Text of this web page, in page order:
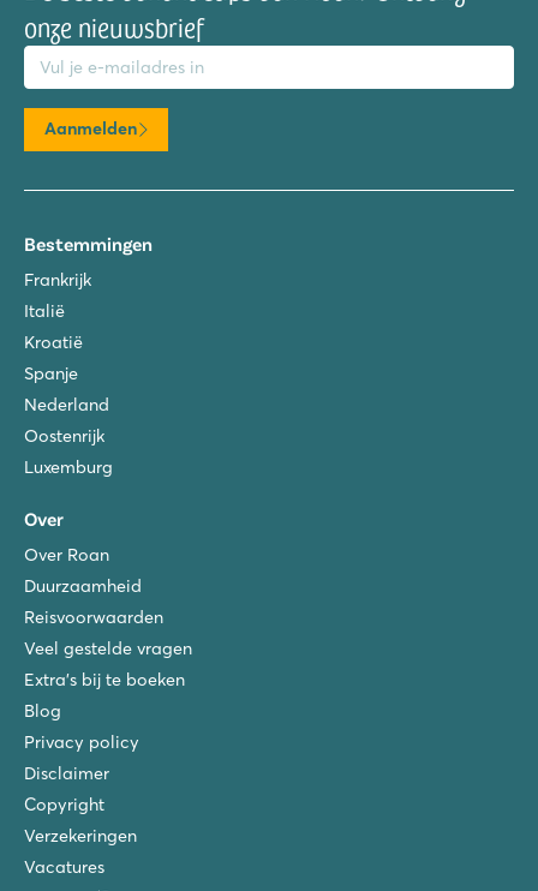
onze nieuwsbrief
Aanmelden
Bestemmingen
Frankrijk
Italië
Kroatië
Spanje
Nederland
Oostenrijk
Luxemburg
Over
Over Roan
Duurzaamheid
Reisvoorwaarden
Veel gestelde vragen
Extra's bij te boeken
Blog
Privacy policy
Disclaimer
Copyright
Verzekeringen
Vacatures